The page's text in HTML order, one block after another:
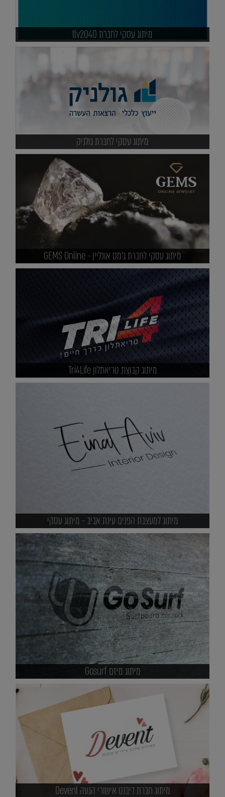
מיתוג עסקי לחברת tlv2040
מיתוג עסקי לחברת גולניק
מיתוג עסקי לחברת ג'מס אונליין - GEMS Online
מיתוג קבוצת טריאתלון Tri4Life
מיתוג למעצבת הפנים עינת אביב - מיתוג עסקי
מיתוג מיזם Gosurf
מיתוג חברת דיבנט אישורי הגעה Devent